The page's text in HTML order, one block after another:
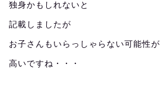
独身かもしれないと
記載しましたが
お子さんもいらっしゃらない可能性が
高いですね・・・